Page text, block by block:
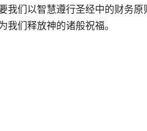
们以智慧遵行圣经中的财务原
们释放神的诸般祝福。